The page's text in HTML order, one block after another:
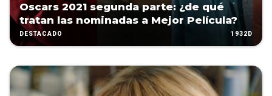
Oscars 2021 segunda parte: ¿de qué
tratan las nominadas a Mejor Película?
DESTACADO 1932D